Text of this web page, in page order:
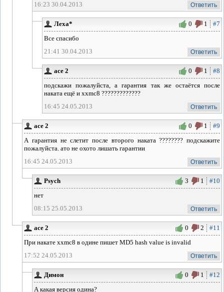
16:23 30.04.2013
Ответить
Леха* #7
1
0
Все спасибо
21:41 30.04.2013
Ответить
ace 2 #8
1
0
подскажи пожалуйста, а гарантия так же остаётся после
наката ещё и xxmc8 ?????????????
16:45 24.05.2013
Ответить
ace 2 #9
1
0
А гарантия не слетит после второго наката ???????? подскажите
пожалуйста. ато не охото лишать гарантии
16:45 24.05.2013
Ответить
Psych #10
1
3
нет
08:15 25.05.2013
Ответить
ace 2 #11
2
0
При накате xxmc8 в одине пишет MD5 hash value is invalid
17:52 24.05.2013
Ответить
Димон #12
1
0
А какая версия одина?